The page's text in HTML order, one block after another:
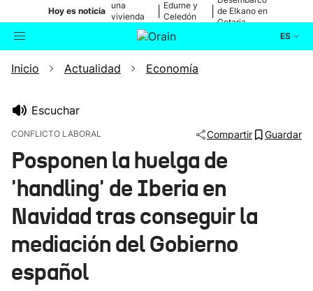
Hoy es noticia
una
vivienda
de Bilbao
Edurne y
Celedón
de Elkano en
Getaria
ES
Buscador Actualidad
Ikusmiran
Eguraldia
Inicio Actualidad Economía
Escuchar
CONFLICTO LABORAL Compartir Guardar
Posponen la huelga de
'handling' de Iberia en
Navidad tras conseguir la
mediación del Gobierno
español